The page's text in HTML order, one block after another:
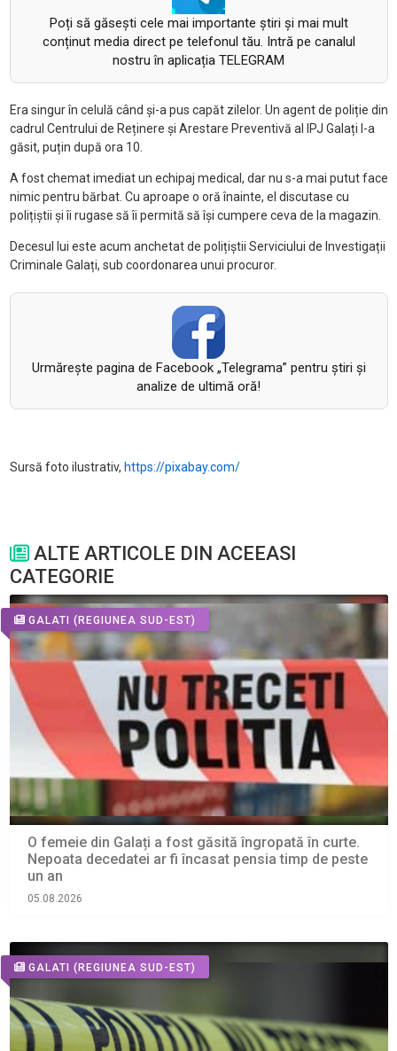
Poți să găsești cele mai importante știri și mai mult
conținut media direct pe telefonul tău. Intră pe canalul
nostru în aplicația TELEGRAM
Era singur în celulă când și-a pus capăt zilelor. Un agent de poliție din
cadrul Centrului de Reținere și Arestare Preventivă al IPJ Galați l-a
găsit, puțin după ora 10.
A fost chemat imediat un echipaj medical, dar nu s-a mai putut face
nimic pentru bărbat. Cu aproape o oră înainte, el discutase cu
polițiștii și îi rugase să îi permită să își cumpere ceva de la magazin.
Decesul lui este acum anchetat de polițiștii Serviciului de Investigații
Criminale Galați, sub coordonarea unui procuror.
Urmăreşte pagina de Facebook „Telegrama” pentru ştiri şi
analize de ultimă oră!
Sursă foto ilustrativ, https://pixabay.com/
ALTE ARTICOLE DIN ACEEASI
CATEGORIE
GALATI (REGIUNEA SUD-EST)
O femeie din Galați a fost găsită îngropată în curte.
Nepoata decedatei ar fi încasat pensia timp de peste
un an
05.08.2026
GALATI (REGIUNEA SUD-EST)